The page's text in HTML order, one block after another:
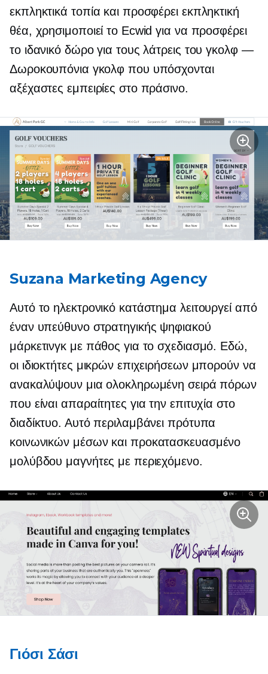
εκπληκτικά τοπία και προσφέρει εκπληκτική
θέα, χρησιμοποιεί το Ecwid για να προσφέρει
το ιδανικό δώρο για τους λάτρεις του γκολφ —
Δωροκουπόνια γκολφ που υπόσχονται
αξέχαστες εμπειρίες στο πράσινο.
Suzana Marketing Agency
Αυτό το ηλεκτρονικό κατάστημα λειτουργεί από
έναν υπεύθυνο στρατηγικής ψηφιακού
μάρκετινγκ με πάθος για το σχεδιασμό. Εδώ,
οι ιδιοκτήτες μικρών επιχειρήσεων μπορούν να
ανακαλύψουν μια ολοκληρωμένη σειρά πόρων
που είναι απαραίτητες για την επιτυχία στο
διαδίκτυο. Αυτό περιλαμβάνει πρότυπα
κοινωνικών μέσων και προκατασκευασμένο
μολύβδου μαγνήτες με περιεχόμενο.
Γιόσι Σάσι